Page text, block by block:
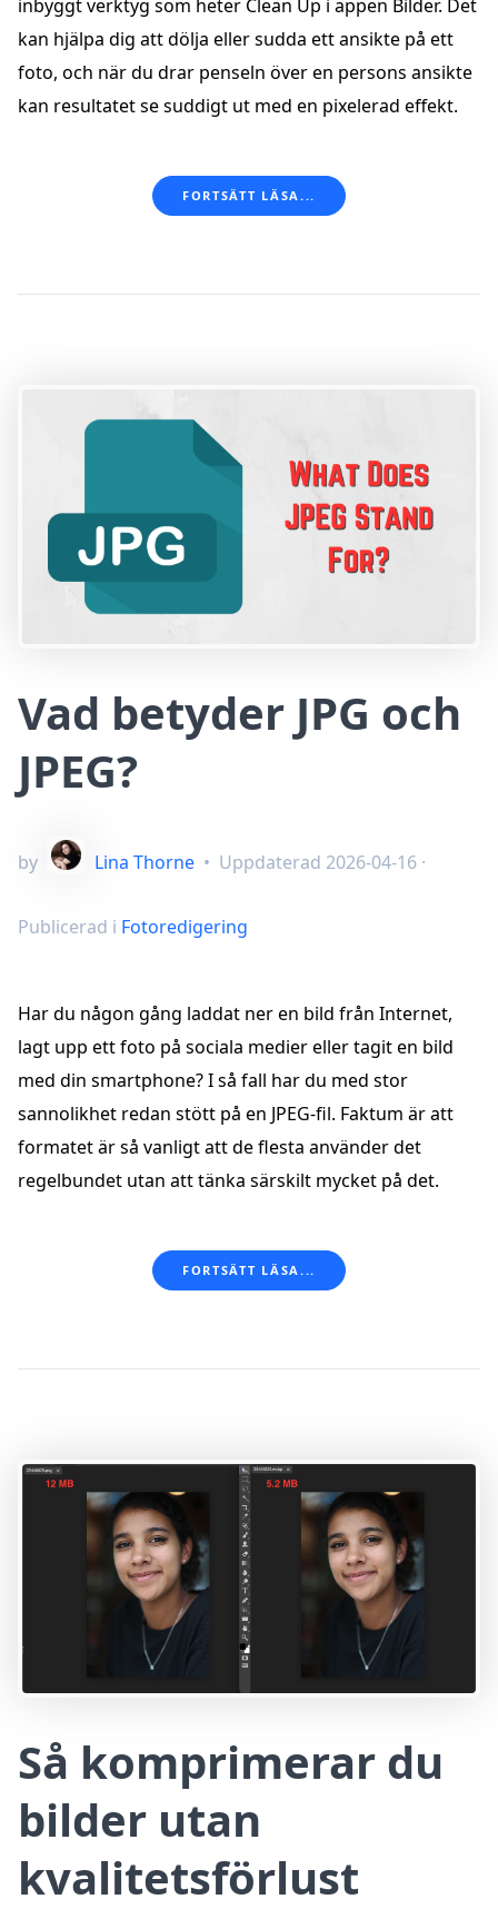
inbyggt verktyg som heter Clean Up i appen Bilder. Det
kan hjälpa dig att dölja eller sudda ett ansikte på ett
foto, och när du drar penseln över en persons ansikte
kan resultatet se suddigt ut med en pixelerad effekt.
FORTSÄTT LÄSA...
Vad betyder JPG och
JPEG?
by Lina Thorne • Uppdaterad 2026-04-16 ·
Publicerad i Fotoredigering
Har du någon gång laddat ner en bild från Internet,
lagt upp ett foto på sociala medier eller tagit en bild
med din smartphone? I så fall har du med stor
sannolikhet redan stött på en JPEG-fil. Faktum är att
formatet är så vanligt att de flesta använder det
regelbundet utan att tänka särskilt mycket på det.
FORTSÄTT LÄSA...
Så komprimerar du
bilder utan
kvalitetsförlust